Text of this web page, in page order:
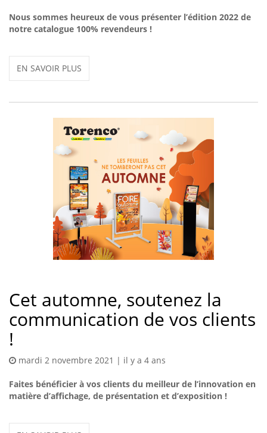
Nous sommes heureux de vous présenter l’édition 2022 de
notre catalogue 100% revendeurs !
EN SAVOIR PLUS
Cet automne, soutenez la
communication de vos clients
!
mardi 2 novembre 2021 | il y a 4 ans
Faites bénéficier à vos clients du meilleur de l’innovation en
matière d’affichage, de présentation et d’exposition !